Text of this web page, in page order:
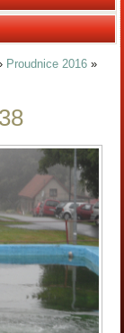
Proudnice 2016»